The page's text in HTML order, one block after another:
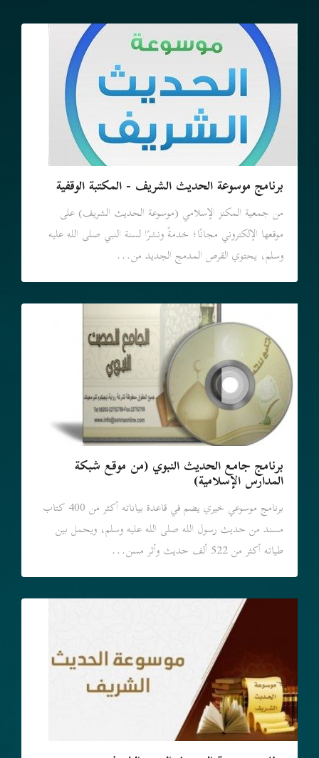
برنامج موسوعة الحديث الشريف - المكتبة الوقفية
من جمعية المكنز الإسلامي (موسوعة الحديث الشريف) على
موقعها الإلكتروني مجانًا؛ خدمةً ونشرًا لسنة النبي صلى الله عليه
وسلم، يحتوي القرص المدمج الجديد من...
برنامج جامع الحديث النبوي (من موقع شبكة
المدارس الإسلامية)
برنامج موسوعي خيري يضم في قاعدة بياناته أكثر من 400 كتاب
مسند من حديث رسول الله صلى الله عليه وسلم، ويحمل بين
طياته أكثر من 522 ألف حديث وأثر مسن...